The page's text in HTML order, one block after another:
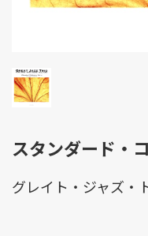
スタンダード・
グレイト・ジャズ・